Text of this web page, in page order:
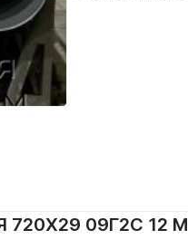
09Г2С 12 М